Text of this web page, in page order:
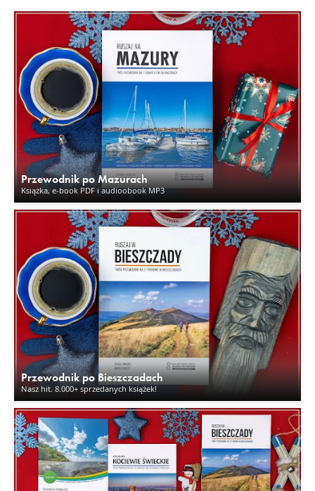
Przewodnik po Mazurach
Książka, e-book PDF i audioobook MP3
Przewodnik po Bieszczadach
Nasz hit. 8.000+ sprzedanych książek!